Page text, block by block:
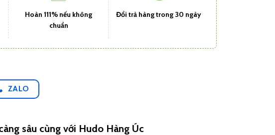
Hoàn 111% nếu không
chuẩn
Đổi trả hàng trong 30 ngày
ZALO
sâu cùng với Hudo Hàng Úc